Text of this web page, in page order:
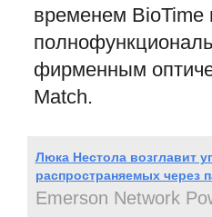
временем BioTime
фирменным
Match.
Люка Нестола возглавит
распространяемых через
Emerson Network